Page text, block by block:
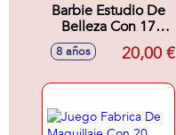
Barbie Estudio De
Belleza Con 17
Experimentos.
Incluye Libro
8 años 20,00 €